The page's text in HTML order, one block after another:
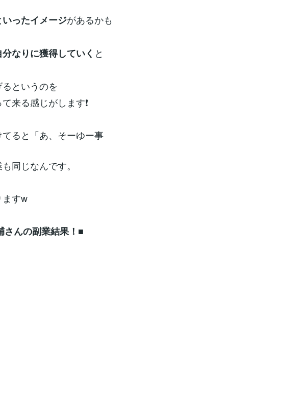
ったイメージがあるかも
なりに獲得していく と
というのを
来る感じがします❗️
ると「あ、そーゆー事
同じなんです。
すw
んの副業結果！ ■